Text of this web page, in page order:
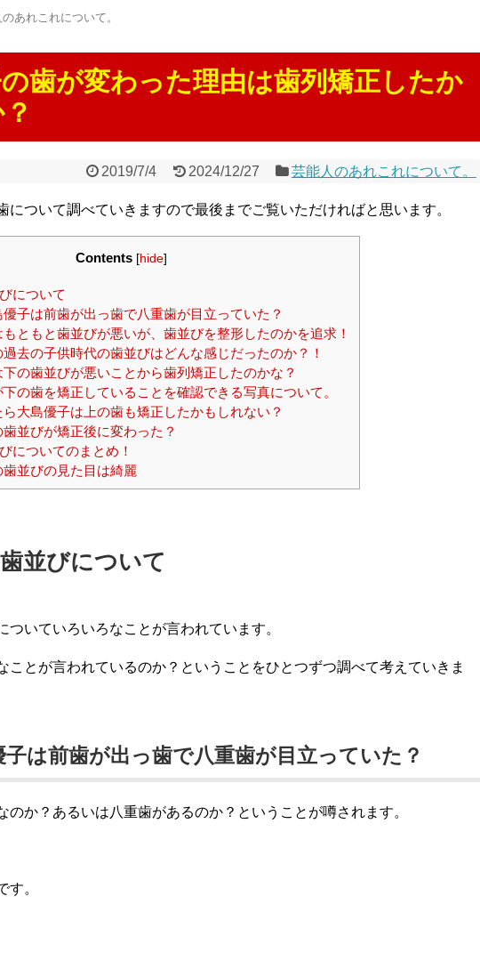
あれこれについて。
歯が変わった理由は歯列矯正したか
2019/7/4 2024/12/27 芸能人のあれこれについて。
について調べていきますので最後までご覧いただければと思います。
Contents [hide]
について
子は前歯が出っ歯で八重歯が目立っていた？
ともと歯並びが悪いが、歯並びを整形したのかを追求！
去の子供時代の歯並びはどんな感じだったのか？！
の歯並びが悪いことから歯列矯正したのかな？
の歯を矯正していることを確認できる写真について。
ら大島優子は上の歯も矯正したかもしれない？
並びが矯正後に変わった？
についてのまとめ！
歯並びの見た目は綺麗
並びについて
ついていろいろなことが言われています。
ことが言われているのか？ということをひとつずつ調べて考えていきま
は前歯が出っ歯で八重歯が目立っていた？
のか？あるいは八重歯があるのか？ということが噂されます。
す。